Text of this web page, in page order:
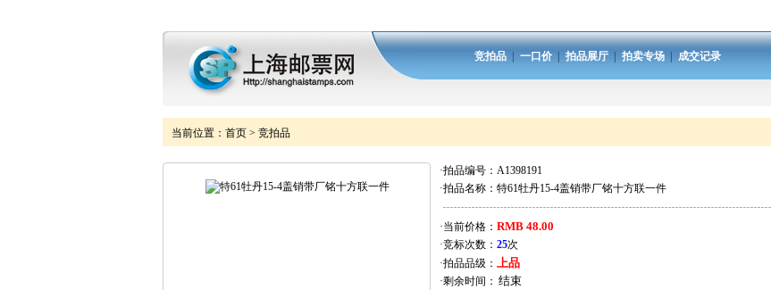
竞拍品 一口价 拍品展厅 拍卖专场 成交记录
当前位置： 首页 > 竞拍品
·拍品编号： A1398191
·拍品名称： 特61牡丹15-4盖销带厂铭十方联一件
·当前价格： RMB 48.00
·竞标次数： 25次
·拍品品级： 上品
·剩余时间：